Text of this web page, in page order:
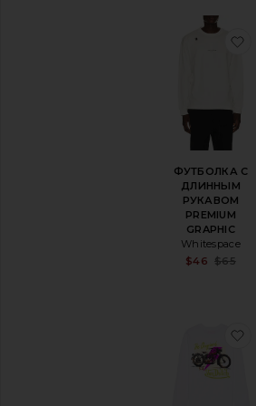
ФУТБОЛКА С
ДЛИННЫМ
РУКАВОМ
PREMIUM
GRAPHIC
Whitespace
$46 $65